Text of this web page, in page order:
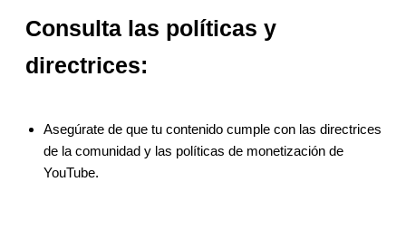
Consulta las políticas y
directrices:
Asegúrate de que tu contenido cumple con las directrices
de la comunidad y las políticas de monetización de
YouTube.